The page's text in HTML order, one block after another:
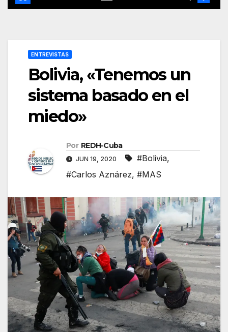
ENTREVISTAS
Bolivia, «Tenemos un
sistema basado en el
miedo»
Por REDH-Cuba
JUN 19, 2020 #Bolivia,
#Carlos Aznárez, #MAS